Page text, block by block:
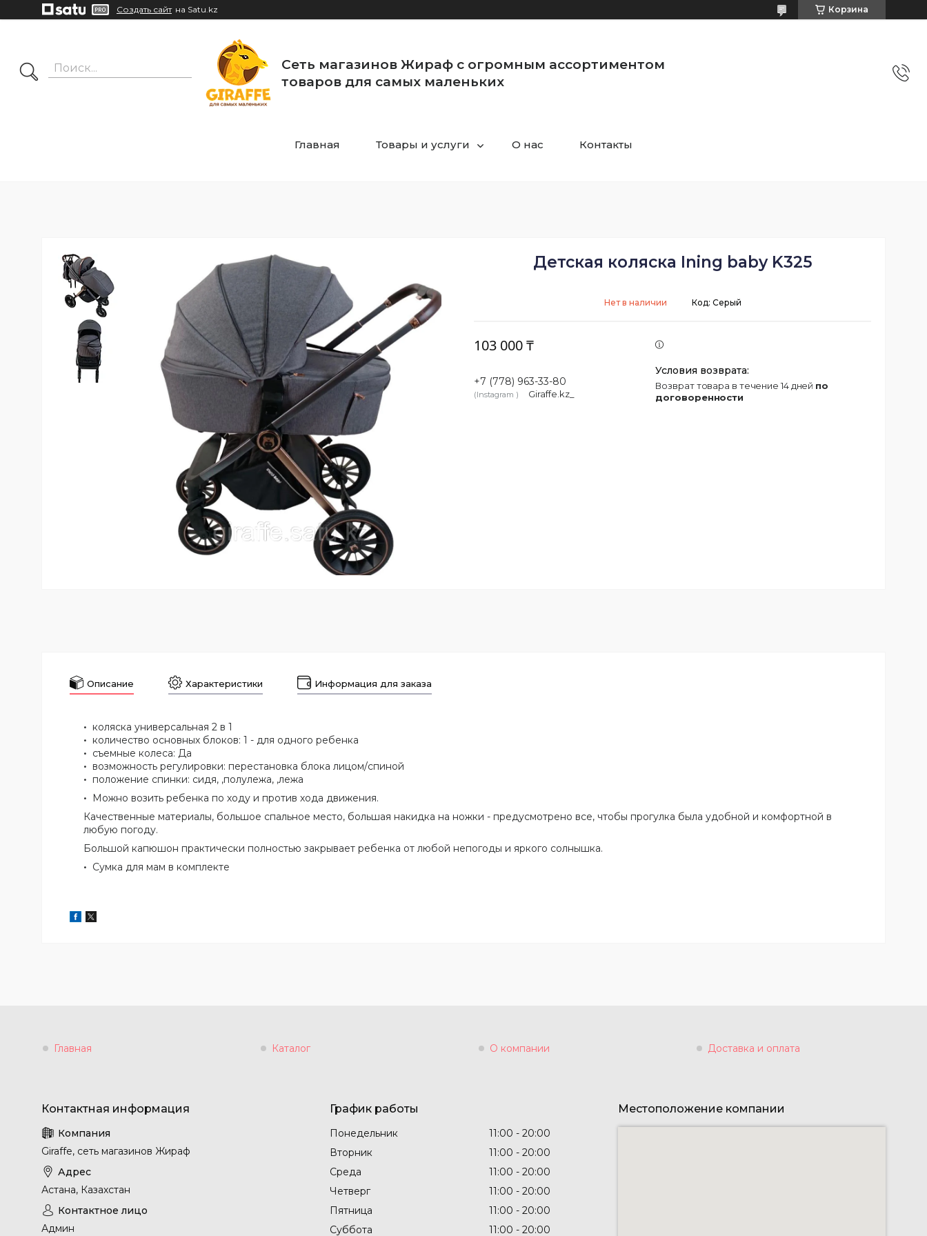
Создать сайт на Satu.kz Корзина
Сеть магазинов Жираф с огромным ассортиментом
товаров для самых маленьких
Главная Товары и услуги О нас Контакты
Детская коляска Ining baby K325
Нет в наличии Код: Серый
103 000 ₸
+7 (778) 963-33-80
Instagram Giraffe.kz_
возврат товара в течение 14 дней по
договоренности
Описание Характеристики Информация для заказа
коляска универсальная 2 в 1
количество основных блоков: 1 - для одного ребенка
съемные колеса: Да
возможность регулировки: перестановка блока лицом/спиной
положение спинки: сидя, ,полулежа, ,лежа
Можно возить ребенка по ходу и против хода движения.
Качественные материалы, большое спальное место, большая накидка на ножки - предусмотрено все, чтобы прогулка была удобной и комфортной в
любую погоду.
Большой капюшон практически полностью закрывает ребенка от любой непогоды и яркого солнышка.
Сумка для мам в комплекте
Главная Каталог О компании Доставка и оплата
Giraffe, сеть магазинов Жираф
Астана, Казахстан
Админ
График работы
Понедельник 11:00
20:00
Вторник
11:00
20:00
Среда
11:00
20:00
Четверг
11:00
20:00
Пятница
11:00
20:00
Суббота
11:00 20:00
Местоположение компании